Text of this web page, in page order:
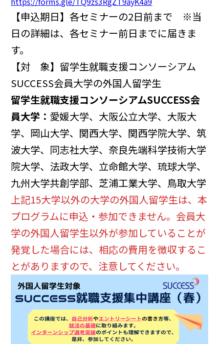
【申込期日】各セミナーの2日前まで ※当
日の詳細は、各セミナー前日までに届きま
す。
【対 象】留学生就職支援コンソーシアム
SUCCESS会員大学の外国人留学生
留学生就職支援コンソーシアムSUCCESS会
員大学： 愛媛大学、大阪公立大学、大阪大
学、岡山大学、関西大学、関西学院大学、筑
波大学、同志社大学、奈良先端科学技術大学
院大学、法政大学、立命館大学、琉球大学、
九州大学共創学部、芝浦工業大学、鳥取大学
上記15大学以外の大学の外国人留学生は、本
プログラムに申込・参加できません。会員大
学の外国人留学生以外が参加していることが
発覚した場合には、相応の費用を徴収するこ
とがありますので、注意してください。